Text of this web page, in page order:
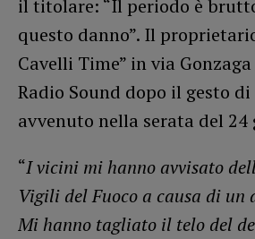
il titolare: “Il periodo è
questo danno”. Il
Cavelli Time” in via
Radio Sound dopo il gesto
avvenuto nella serata del 24
“I vicini mi hanno avvisato
Vigili del Fuoco a causa di un
Mi hanno tagliato il telo del